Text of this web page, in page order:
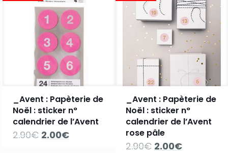
_Avent : Papèterie de
Noël : sticker n°
calendrier de l’Avent
2.90€ Le
2.00€Le
_Avent : Papèterie de
Noël : sticker n°
calendrier de l’Avent
rose pâle
2.90€ Le
2.00€Le